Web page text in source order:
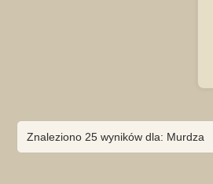
Znaleziono 25 wyników dla: Murdza